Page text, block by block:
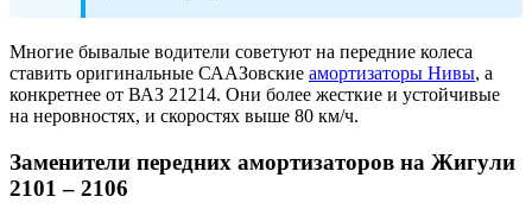
Многие бывалые водители советуют на передние колеса
ставить оригинальные СААЗовские амортизаторы Нивы, а
конкретнее от ВАЗ 21214. Они более жесткие и устойчивые
на неровностях, и скоростях выше 80 км/ч.
Заменители передних амортизаторов на Жигули
2101 – 2106